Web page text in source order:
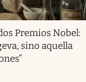
Premios Nobel:
sino aquella